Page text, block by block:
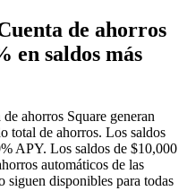
de ahorros
en saldos más
ahorros Square generan
total de ahorros. Los saldos
APY. Los saldos de $10,000
automáticos de las
siguen disponibles para todas